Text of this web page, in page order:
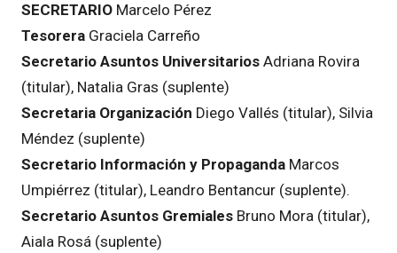
SECRETARIO Marcelo Pérez
Tesorera Graciela Carreño
Secretario Asuntos Universitarios Adriana Rovira
(titular), Natalia Gras (suplente)
Secretaria Organización Diego Vallés (titular), Silvia
Méndez (suplente)
Secretario Información y Propaganda Marcos
Umpiérrez (titular), Leandro Bentancur (suplente).
Secretario Asuntos Gremiales Bruno Mora (titular),
Aiala Rosá (suplente)